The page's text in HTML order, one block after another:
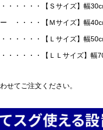
・・・・・【Ｓサイズ】幅
・・・・【Ｍサイズ】幅
・・・・・【Ｌサイズ】幅
・・・・・【ＬＬサイズ】幅
せてご注文ください。